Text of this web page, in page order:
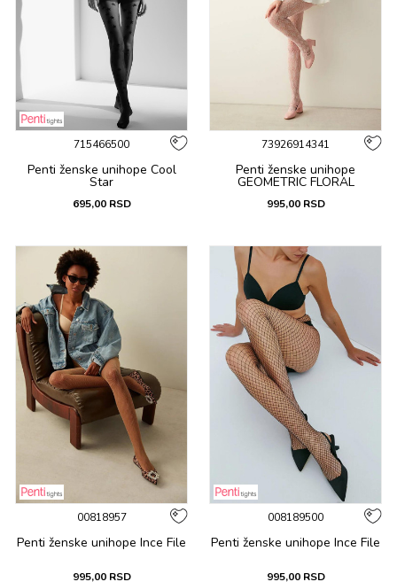
715466500
Penti ženske unihope Cool
Star
695,00 RSD
73926914341
Penti ženske unihope
GEOMETRIC FLORAL
995,00 RSD
00818957
Penti ženske unihope Ince File
995,00 RSD
008189500
Penti ženske unihope Ince File
995,00 RSD